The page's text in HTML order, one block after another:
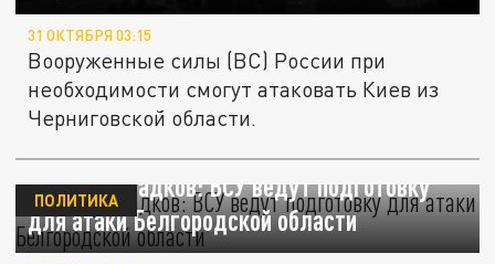
31 ОКТЯБРЯ 03:15
Вооруженные силы (ВС) России при
необходимости смогут атаковать Киев из
Черниговской области.
Военкор Сладков: ВСУ ведут подготовку
для атаки Белгородской области
ПОЛИТИКА